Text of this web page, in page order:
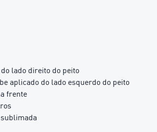
lado direito do peito
aplicado do lado esquerdo do peito
frente